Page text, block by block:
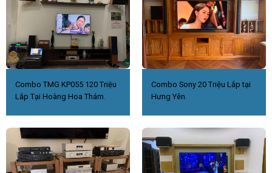
Combo TMG KP055 120 Triệu
Lắp Tại Hoàng Hoa Thám.
Combo Sony 20 Triệu Lắp tại
Hưng Yên.